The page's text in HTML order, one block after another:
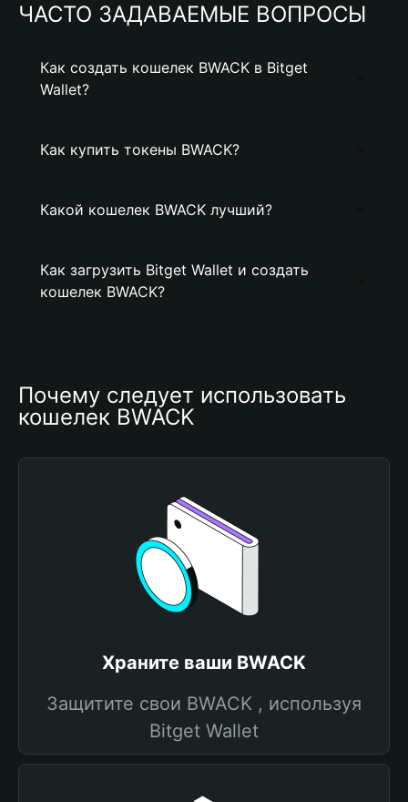
ЧАСТО ЗАДАВАЕМЫЕ ВОПРОСЫ
Как создать кошелек BWACK в Bitget
Wallet?
Как купить токены BWACK?
Какой кошелек BWACK лучший?
Как загрузить Bitget Wallet и создать
кошелек BWACK?
Почему следует использовать
кошелек BWACK
Храните ваши BWACK
Защитите свои BWACK , используя
Bitget Wallet